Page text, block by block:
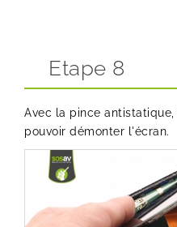
Etape 8
Avec la pince antistatique
pouvoir démonter l'écran.